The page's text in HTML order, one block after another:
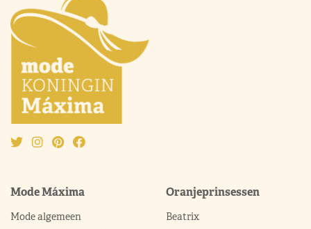
Mode Máxima
Mode algemeen
Oranjeprinsessen
Beatrix